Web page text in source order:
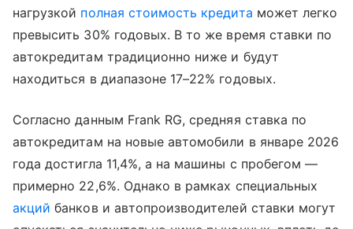
нагрузкой полная стоимость кредита может легко
превысить 30% годовых. В то же время ставки по
автокредитам традиционно ниже и будут
находиться в диапазоне 17–22% годовых.
Согласно данным Frank RG, средняя ставка по
автокредитам на новые автомобили в январе 2026
года достигла 11,4%, а на машины с пробегом —
примерно 22,6%. Однако в рамках специальных
акций банков и автопроизводителей ставки могут